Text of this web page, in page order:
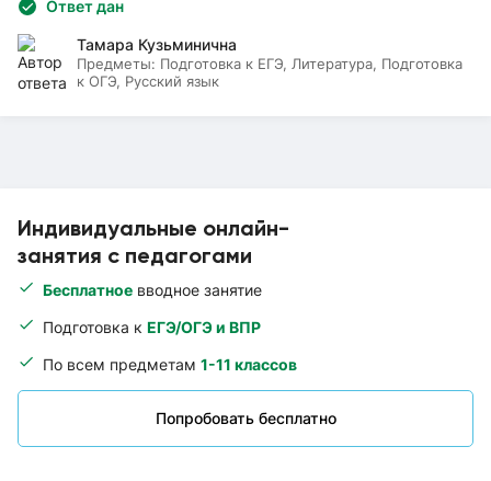
Индивидуальные онлайн-
занятия с педагогами
Бесплатное вводное занятие
Подготовка к ЕГЭ/ОГЭ и ВПР
По всем предметам 1-11 классов
Попробовать бесплатно
Ответ дан
Тамара Кузьминична
Предметы: Подготовка к ЕГЭ, Литература, Подготовка
к ОГЭ, Русский язык